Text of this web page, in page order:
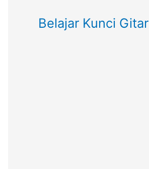
Belajar Kunci Gitar